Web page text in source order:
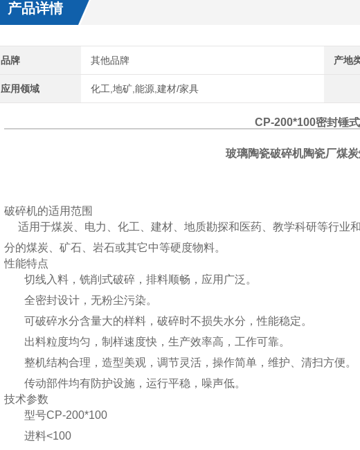
产品详情
品牌 其他品牌 产地
应用领域 化工,地矿,能源,建材/家具
CP-200*100密封锤
玻璃陶瓷破碎机陶瓷厂煤
破碎机的适用范围
适用于煤炭、电力、化工、建材、地质勘探和医药、教学科研等行业
分的煤炭、矿石、岩石或其它中等硬度物料。
性能特点
切线入料，铣削式破碎，排料顺畅，应用广泛。
全密封设计，无粉尘污染。
可破碎水分含量大的样料，破碎时不损失水分，性能稳定。
出料粒度均匀，制样速度快，生产效率高，工作可靠。
整机结构合理，造型美观，调节灵活，操作简单，维护、清扫方便。
传动部件均有防护设施，运行平稳，噪声低。
技术参数
型号CP-200*100
进料<100